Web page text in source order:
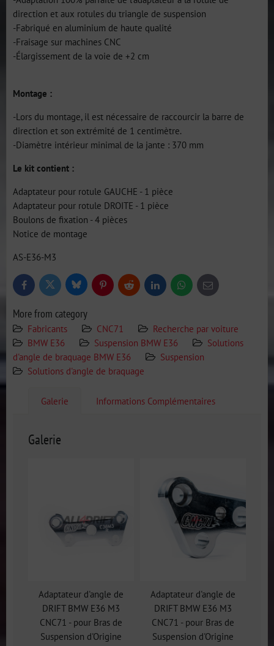
direction et aux rotules du triangle de suspension
-Fabriqué en aluminium de haute qualité
-Fraisage sur machines CNC
-Élargissement de la voie de +2 cm
Montage :
-Lors du montage, il est nécessaire de raccourcir la barre de
direction et son extrémité de 1 centimètre.
-Diamètre intérieur minimal de la jante : 370 mm
Le kit contient :
Adaptateur pour rotule GAUCHE - 1 pièce
Adaptateur pour rotule DROITE - 1 pièce
Boulons de fixation - 4 pièces
Notice de montage
AS-E36-M3
FacebookTwitter BlueskyPinterestReddit LinkedInWhatsApp
E-
mail
More from category
Fabricants CNC71
Recherche par voiture
BMW E36
Suspension BMW E36
Solutions
d'angle de braquage BMW E36
Suspension
Solutions d'angle de braquage
Galerie Informations Complémentaires
Galerie
Adaptateur d'angle de
DRIFT BMW E36 M3
CNC71 - pour Bras de
Suspension d'Origine
Adaptateur d'angle de
DRIFT BMW E36 M3
CNC71 - pour Bras de
Suspension d'Origine